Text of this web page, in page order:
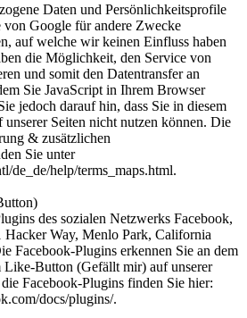
Daten und Persönlichkeitsprofile
von Google für andere Zwecke
auf welche wir keinen Einfluss haben
die Möglichkeit, den Service von
und somit den Datentransfer an
Sie JavaScript in Ihrem Browser
jedoch darauf hin, dass Sie in diesem
Seiten nicht nutzen können. Die
& zusätzlichen
Sie unter
de_de/help/terms_maps.html.
des sozialen Netzwerks Facebook,
Hacker Way, Menlo Park, California
Facebook-Plugins erkennen Sie an dem
Like-Button (Gefällt mir) auf unserer
Facebook-Plugins finden Sie hier:
docs/plugins/.